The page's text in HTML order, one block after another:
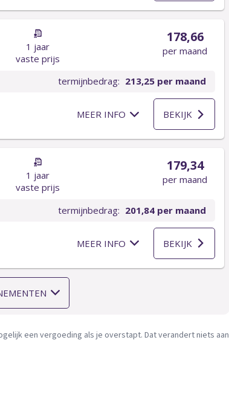
een vergoeding als je overstapt. Dat verandert niets aan